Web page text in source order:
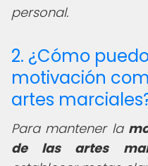
personal.
2. ¿Cómo
motivación
artes
Para mantener la
de las artes